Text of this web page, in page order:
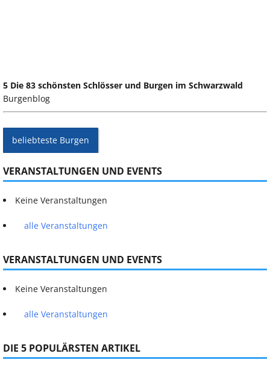
5 Die 83 schönsten Schlösser und Burgen im Schwarzwald
Burgenblog
beliebteste Burgen
VERANSTALTUNGEN UND EVENTS
Keine Veranstaltungen
alle Veranstaltungen
VERANSTALTUNGEN UND EVENTS
Keine Veranstaltungen
alle Veranstaltungen
DIE 5 POPULÄRSTEN ARTIKEL